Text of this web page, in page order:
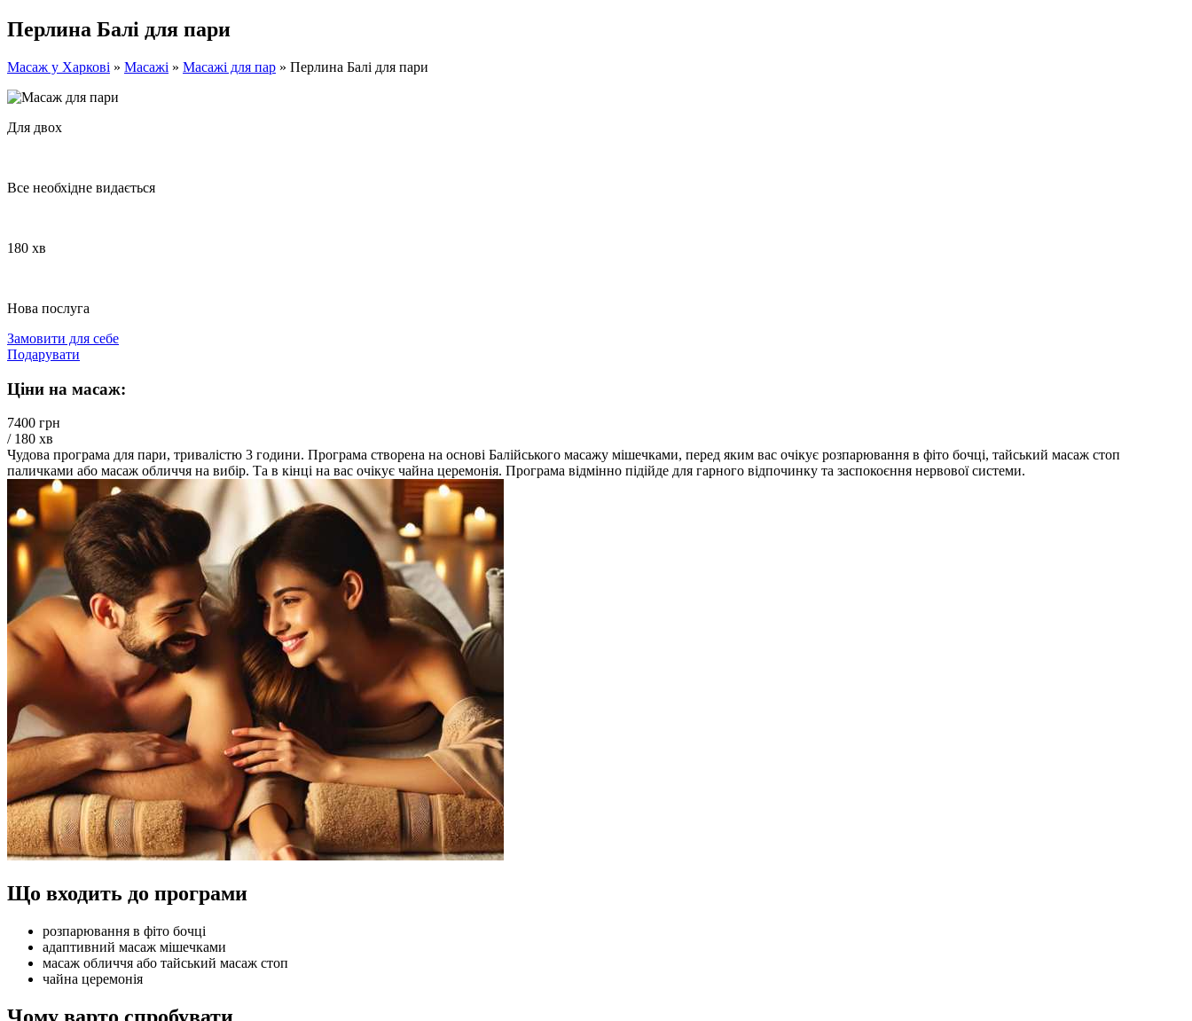
Перлина Балі для пари
Масаж у Харкові » Масажі » Масажі для пар » Перлина Балі для пари
Для двох
Все необхідне видається
180 хв
Нова послуга
Замовити для себе
Подарувати
Ціни на масаж:
7400 грн
/ 180 хв
Чудова програма для пари, тривалістю 3 години. Програма створена на основі Балійського масажу мішечками, перед яким вас очікує розпарювання в фіто бочці, тайський масаж стоп
паличками або масаж обличчя на вибір. Та в кінці на вас очікує чайна церемонія. Програма відмінно підійде для гарного відпочинку та заспокоєння нервової системи.
Що входить до програми
розпарювання в фіто бочці
адаптивний масаж мішечками
масаж обличчя або тайський масаж стоп
чайна церемонія